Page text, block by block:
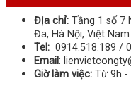
Địa chỉ: Tầng 1 số 7
Đa, Hà Nội, Việt Nam
Tel: 0914.518.189 /
Email:
Giờ làm việc: Từ 9h -